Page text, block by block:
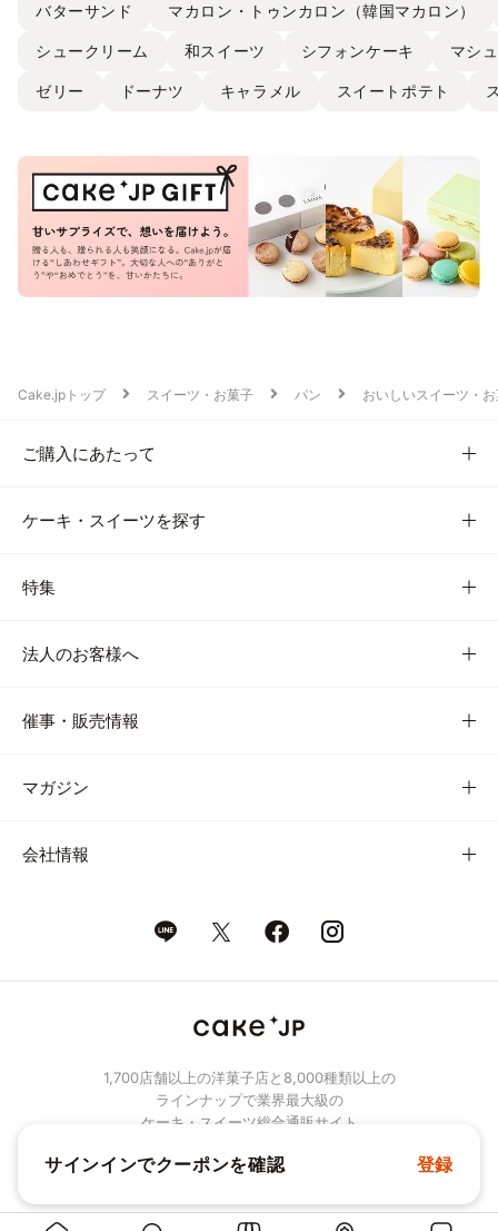
バターサンド マカロン・トゥンカロン（韓国マカロン）
シュークリーム 和スイーツ シフォンケーキ マシ
ゼリー ドーナツ キャラメル スイートポテト
Cake.jpトップ スイーツ・お菓子 パン おいしいスイーツ・
ご購入にあたって
ケーキ・スイーツを探す
特集
法人のお客様へ
催事・販売情報
マガジン
会社情報
1,700店舗以上の洋菓子店と8,000種類以上の
ラインナップで業界最大級の
ケーキ・スイーツ総合通販サイト
© Cake.jp Co., Ltd.
サインインでクーポンを確認 登録